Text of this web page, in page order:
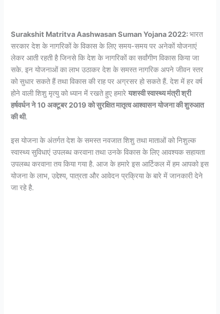
Surakshit Matritva Aashwasan Suman Yojana 2022:भारत
सरकार देश के नागरिकों के विकास के लिए समय-समय पर अनेकों योजनाएं
लेकर आती रहती है जिनसे कि देश के नागरिकों का सर्वांगीण विकास किया जा
सके. इन योजनाओं का लाभ उठाकर देश के समस्त नागरिक अपने जीवन स्तर
को सुधार सकते हैं तथा विकास की राह पर अग्रसर हो सकते हैं. देश में हर वर्ष
होने वाली शिशु मृत्यु को ध्यान में रखते हुए हमारेयशस्वी स्वास्थ्य मंत्री श्री
हर्षवर्धन ने 10 अक्टूबर 2019 को सुरक्षित मातृत्व आश्वासन योजना की शुरुआत
की थी.
इस योजना के अंतर्गत देश के समस्त नवजात शिशु तथा माताओं को निशुल्क
स्वास्थ्य सुविधाएं उपलब्ध करवाना तथा उनके विकास के लिए आवश्यक सहायता
उपलब्ध करवाना तय किया गया है. आज के हमारे इस आर्टिकल में हम आपको इस
योजना के लाभ, उद्देश्य, पात्रता और आवेदन प्रक्रिया के बारे में जानकारी देने
जा रहे है.